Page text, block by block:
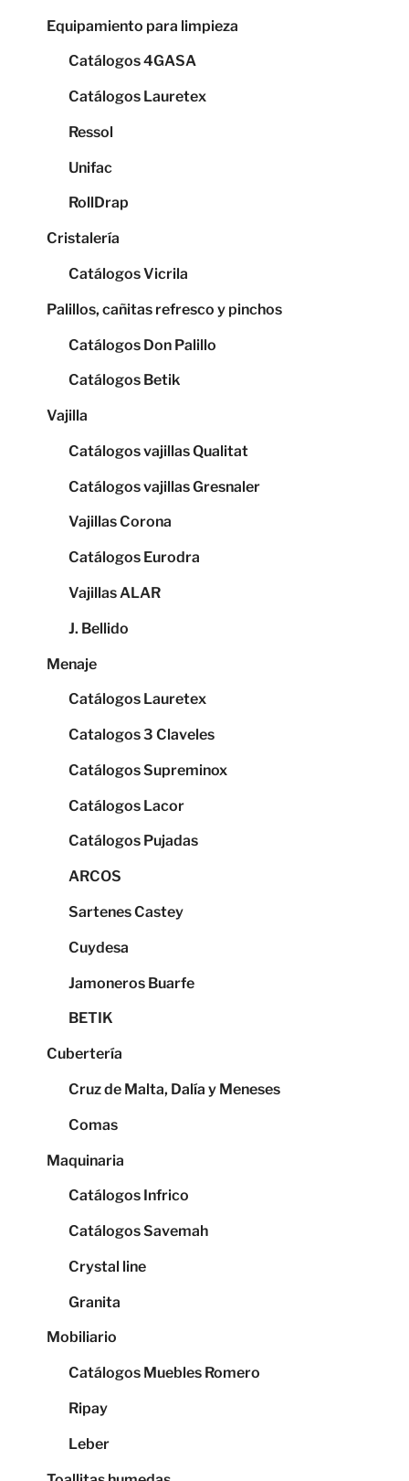
Equipamiento para limpieza
Catálogos 4GASA
Catálogos Lauretex
Ressol
Unifac
RollDrap
Cristalería
Catálogos Vicrila
Palillos, cañitas refresco y pinchos
Catálogos Don Palillo
Catálogos Betik
Vajilla
Catálogos vajillas Qualitat
Catálogos vajillas Gresnaler
Vajillas Corona
Catálogos Eurodra
Vajillas ALAR
J. Bellido
Menaje
Catálogos Lauretex
Catalogos 3 Claveles
Catálogos Supreminox
Catálogos Lacor
Catálogos Pujadas
ARCOS
Sartenes Castey
Cuydesa
Jamoneros Buarfe
BETIK
Cubertería
Cruz de Malta, Dalía y Meneses
Comas
Maquinaria
Catálogos Infrico
Catálogos Savemah
Crystal line
Granita
Mobiliario
Catálogos Muebles Romero
Ripay
Leber